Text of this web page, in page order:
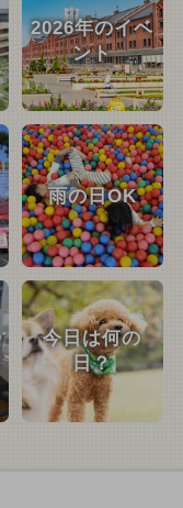
2026年のイベ
ント
雨の日OK
今日は何の
日？